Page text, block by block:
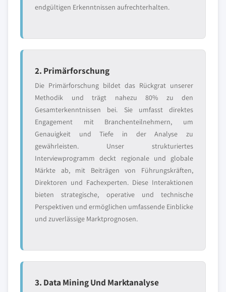
endgültigen Erkenntnissen aufrechterhalten.
2. Primärforschung
Die Primärforschung bildet das Rückgrat unserer
Methodik und trägt nahezu 80% zu den
Gesamterkenntnissen bei. Sie umfasst direktes
Engagement mit Branchenteilnehmern, um
Genauigkeit und Tiefe in der Analyse zu
gewährleisten. Unser strukturiertes
Interviewprogramm deckt regionale und globale
Märkte ab, mit Beiträgen von Führungskräften,
Direktoren und Fachexperten. Diese Interaktionen
bieten strategische, operative und technische
Perspektiven und ermöglichen umfassende Einblicke
und zuverlässige Marktprognosen.
3. Data Mining Und Marktanalyse